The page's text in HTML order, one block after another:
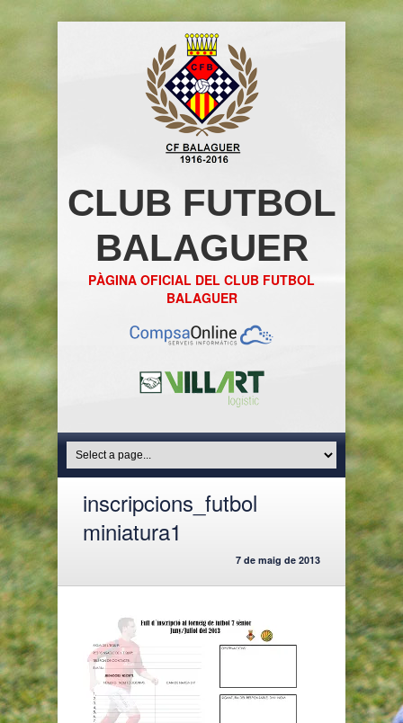
CLUB FUTBOL
BALAGUER
PÀGINA OFICIAL DEL CLUB FUTBOL
BALAGUER
inscripcions_futbol
miniatura1
7 de maig de 2013